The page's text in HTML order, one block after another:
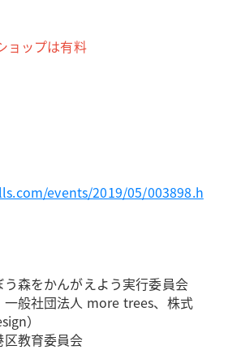
ョップは有料
events/2019/05/003898.h
う森をかんがえよう実行委員会
一般社団法人 more trees、株式
）
区教育委員会